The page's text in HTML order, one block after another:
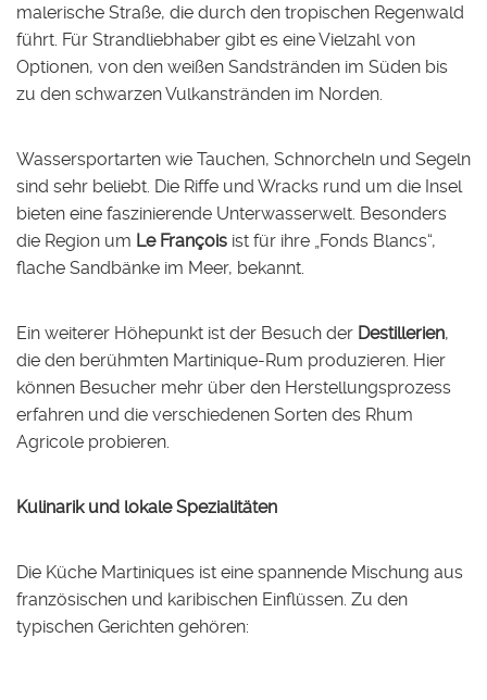
malerische Straße, die durch den tropischen Regenwald
führt. Für Strandliebhaber gibt es eine Vielzahl von
Optionen, von den weißen Sandstränden im Süden bis
zu den schwarzen Vulkanstränden im Norden.
Wassersportarten wie Tauchen, Schnorcheln und Segeln
sind sehr beliebt. Die Riffe und Wracks rund um die Insel
bieten eine faszinierende Unterwasserwelt. Besonders
die Region um Le François ist für ihre „Fonds Blancs“,
flache Sandbänke im Meer, bekannt.
Ein weiterer Höhepunkt ist der Besuch der Destillerien,
die den berühmten Martinique-Rum produzieren. Hier
können Besucher mehr über den Herstellungsprozess
erfahren und die verschiedenen Sorten des Rhum
Agricole probieren.
Kulinarik und lokale Spezialitäten
Die Küche Martiniques ist eine spannende Mischung aus
französischen und karibischen Einflüssen. Zu den
typischen Gerichten gehören: